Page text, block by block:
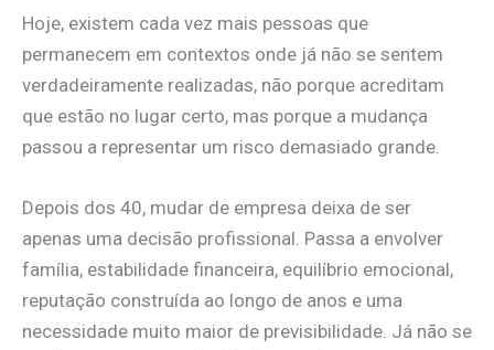
Hoje, existem cada vez mais pessoas que
permanecem em contextos onde já não se sentem
verdadeiramente realizadas, não porque acreditam
que estão no lugar certo, mas porque a mudança
passou a representar um risco demasiado grande.
Depois dos 40, mudar de empresa deixa de ser
apenas uma decisão profissional. Passa a envolver
família, estabilidade financeira, equilíbrio emocional,
reputação construída ao longo de anos e uma
necessidade muito maior de previsibilidade. Já não se